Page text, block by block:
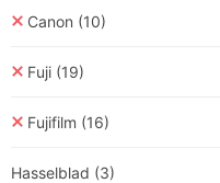
Canon (10)
Fuji (19)
Fujifilm (16)
Hasselblad (3)